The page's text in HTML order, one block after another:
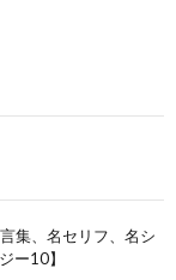
集、名セリフ、名シ
ー10】